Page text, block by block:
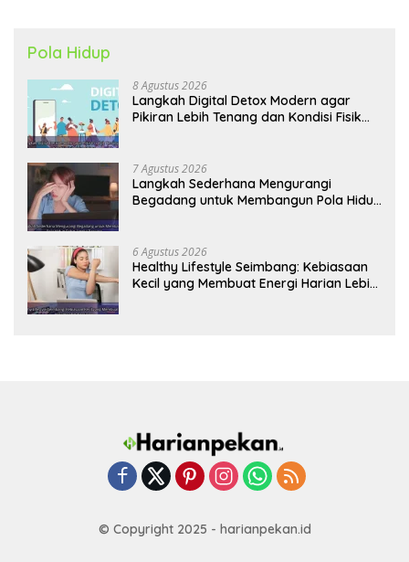
Pola Hidup
8 Agustus 2026
Langkah Digital Detox Modern agar
Pikiran Lebih Tenang dan Kondisi Fisik
7 Agustus 2026
Langkah Sederhana Mengurangi
Begadang untuk Membangun Pola Hidup
6 Agustus 2026
Healthy Lifestyle Seimbang: Kebiasaan
Kecil yang Membuat Energi Harian Lebih
© Copyright 2025 - harianpekan.id